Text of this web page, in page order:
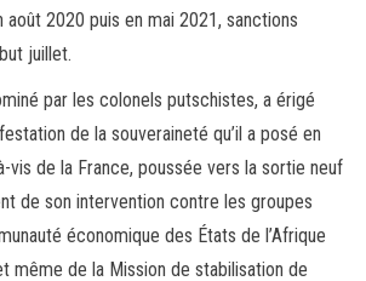
août 2020 puis en mai 2021, sanctions
juillet.
par les colonels putschistes, a érigé
de la souveraineté qu’il a posé en
vis de la France, poussée vers la sortie neuf
de son intervention contre les groupes
économique des États de l’Afrique
même de la Mission de stabilisation de